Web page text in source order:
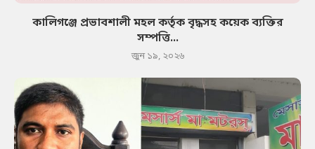
কালিগঞ্জে প্রভাবশালী মহল কর্তৃক বৃদ্ধসহ কয়েক ব্যক্তির
সম্পত্তি...
জুন ১৯, ২০২৬